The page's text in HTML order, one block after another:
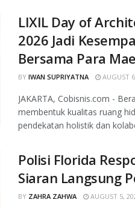
LIXIL Day of
2026 Jadi
Bersama Para
BY IWAN SUPRIYATNA AUGUST
JAKARTA, Cobisnis.com -
membentuk kualitas ruang
pendekatan holistik dan
Polisi Florida
Siaran Langsung
BY ZAHRA ZAHWA AUGUST 5,